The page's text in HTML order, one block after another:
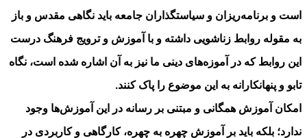
است و برنامه‌ریزان و سیاستگذاران جامعه باید نگاهی مقدس و باز
به مقوله روابط زناشویی داشته و با آموزش و ترویج فرهنگ درست
این روابط که در آموزه‌های دینی ما نیز به آن اشاره شده است، نگاه
تابو و پنهانکارانه به این موضوع را پاک کنند.
امکان آموزش همگانی و مبتنی بر رسانه در این آموزش‌ها وجود
ندارد؛ بلکه باید بر آموزش چهره به چهره، کارگاهی و کاربردی در